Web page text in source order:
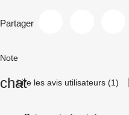
Partager
Note
Lire les avis utilisateurs (1)